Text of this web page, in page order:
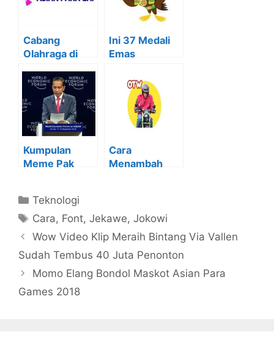
Cabang
Olahraga di
Games 2018
Ini 37 Medali
Emas
Asian Para
Games 2018
Kumpulan
Meme Pak
Cara
Menambah
Kategori
Teknologi
Tag
Cara, Font,Jekawe,Jokowi
Wow Video Klip Meraih Bintang Via Vallen
Sudah Tembus 40 Juta Penonton
Momo Elang Bondol Maskot Asian Para
Games 2018